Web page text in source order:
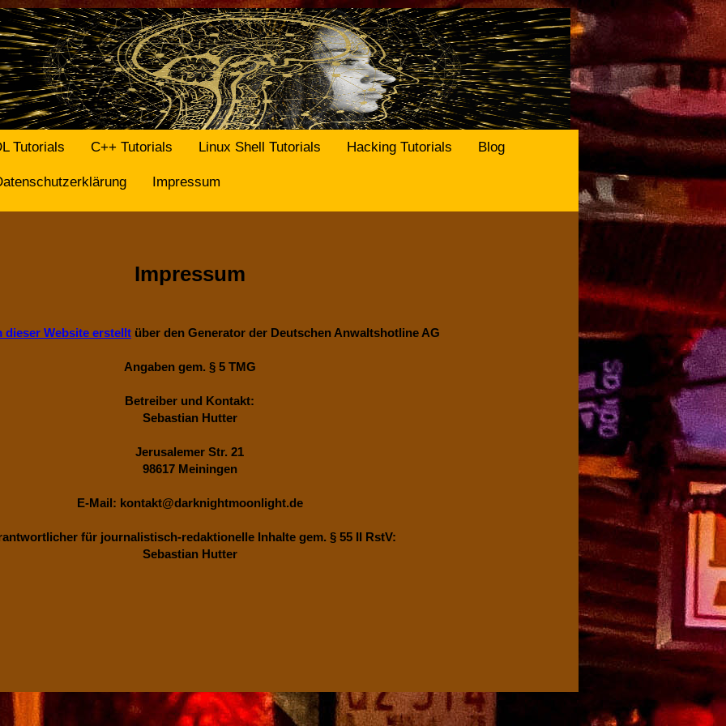
Tutorials C++ Tutorials Linux Shell Tutorials Hacking Tutorials Blog
Impressum
Impressum
dieser Website erstellt über den Generator der Deutschen Anwaltshotline AG
Angaben gem. § 5 TMG
Betreiber und Kontakt:
Sebastian Hutter
Jerusalemer Str. 21
98617 Meiningen
E-Mail: kontakt@darknightmoonlight.de
für journalistisch-redaktionelle Inhalte gem. § 55 II RstV:
Sebastian Hutter